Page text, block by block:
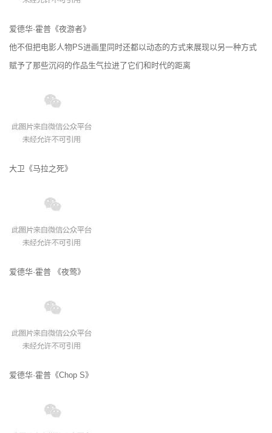
爱德华·霍普《夜游者》
他不但把电影人物PS进画里同时还都以动态的方式来展现以另一种方式
赋予了那些沉闷的作品生气拉进了它们和时代的距离
大卫《马拉之死》
爱德华·霍普 《夜莺》
爱德华·霍普《Chop S》